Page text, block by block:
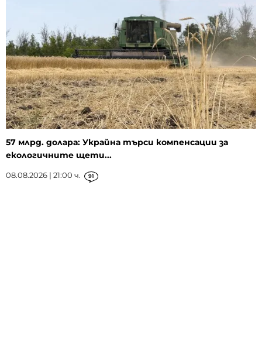
57 млрд. долара: Украйна търси компенсации за
екологичните щети...
08.08.2026 | 21:00 ч. 91